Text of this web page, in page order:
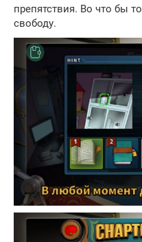
препятствия. Во что бы
свободу.